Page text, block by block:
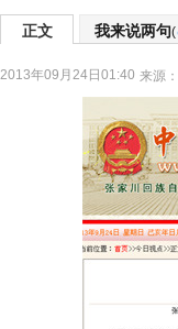
正文 我来说两句(
2013年09月24日01:40 来源：